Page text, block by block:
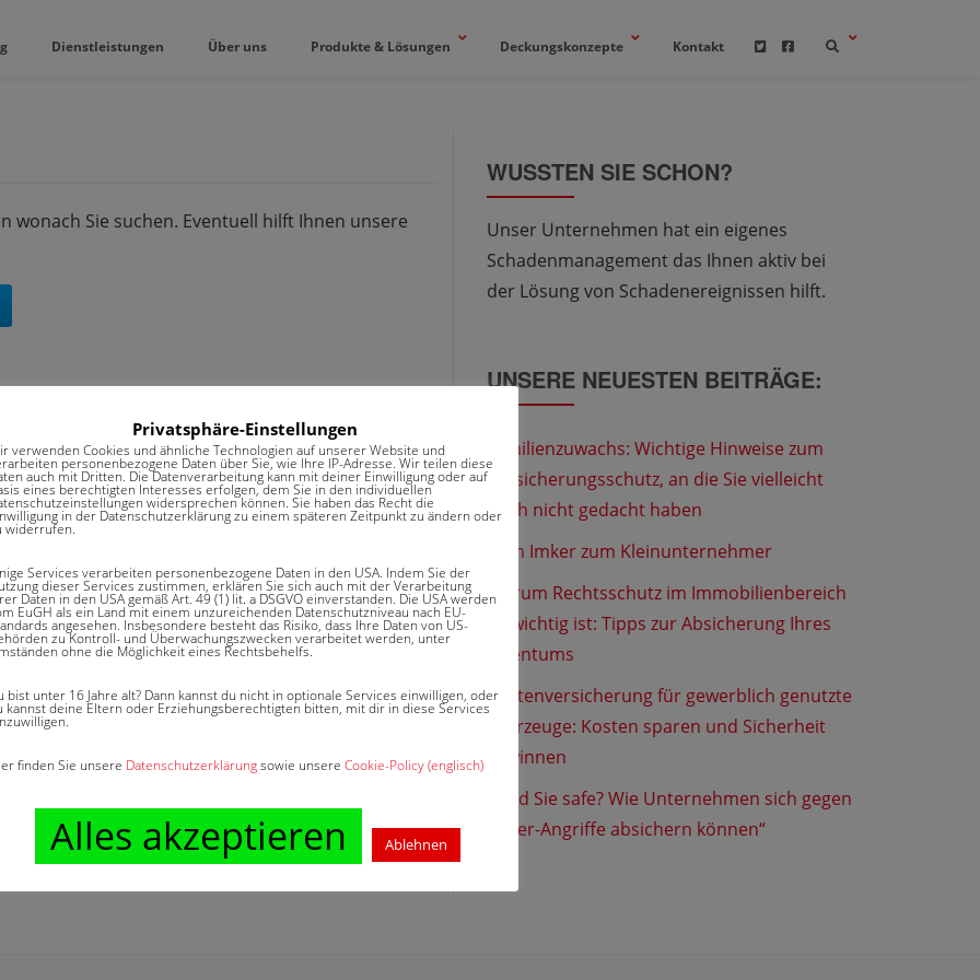
Dienstleistungen Über uns Produkte & Lösungen Deckungskonzepte Kontakt
wonach Sie suchen. Eventuell hilft Ihnen unsere
WUSSTEN SIE SCHON?
Unser Unternehmen hat ein eigenes
Schadenmanagement das Ihnen aktiv bei
der Lösung von Schadenereignissen hilft.
UNSERE NEUESTEN BEITRÄGE:
Familienzuwachs: Wichtige Hinweise zum
Versicherungsschutz, an die Sie vielleicht
noch nicht gedacht haben
Vom Imker zum Kleinunternehmer
Warum Rechtsschutz im Immobilienbereich
so wichtig ist: Tipps zur Absicherung Ihres
Eigentums
Flottenversicherung für gewerblich genutzte
Fahrzeuge: Kosten sparen und Sicherheit
gewinnen
„Sind Sie safe? Wie Unternehmen sich gegen
Cyber-Angriffe absichern können“
Privatsphäre-Einstellungen
verwenden Cookies und ähnliche Technologien auf unserer Website und
personenbezogene Daten über Sie, wie Ihre IP-Adresse. Wir teilen diese
auch mit Dritten. Die Datenverarbeitung kann mit deiner Einwilligung oder auf
eines berechtigten Interesses erfolgen, dem Sie in den individuellen
widersprechen können. Sie haben das Recht die
in der Datenschutzerklärung zu einem späteren Zeitpunkt zu ändern oder
widerrufen.
Services verarbeiten personenbezogene Daten in den USA. Indem Sie der
dieser Services zustimmen, erklären Sie sich auch mit der Verarbeitung
Daten in den USA gemäß Art. 49 (1) lit. a DSGVO einverstanden. Die USA werden
EuGH als ein Land mit einem unzureichenden Datenschutzniveau nach EU-
angesehen. Insbesondere besteht das Risiko, dass Ihre Daten von US-
zu Kontroll- und Überwachungszwecken verarbeitet werden, unter
ohne die Möglichkeit eines Rechtsbehelfs.
bist unter 16 Jahre alt? Dann kannst du nicht in optionale Services einwilligen, oder
kannst deine Eltern oder Erziehungsberechtigten bitten, mit dir in diese Services
finden Sie unsere Datenschutzerklärungsowie unsere Cookie-Policy (englisch)
Alles akzeptieren Ablehnen